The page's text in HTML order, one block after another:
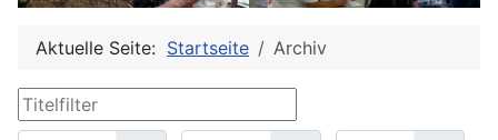
Aktuelle Seite: Startseite Archiv
Filter
Titelfilter